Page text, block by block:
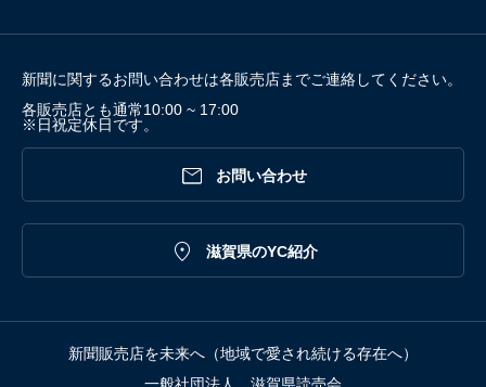
新聞に関するお問い合わせは各販売店までご連絡してください。
各販売店とも通常10:00 ~ 17:00
※日祝定休日です。
 お問い合わせ
 滋賀県のYC紹介
新聞販売店を未来へ（地域で愛され続ける存在へ）